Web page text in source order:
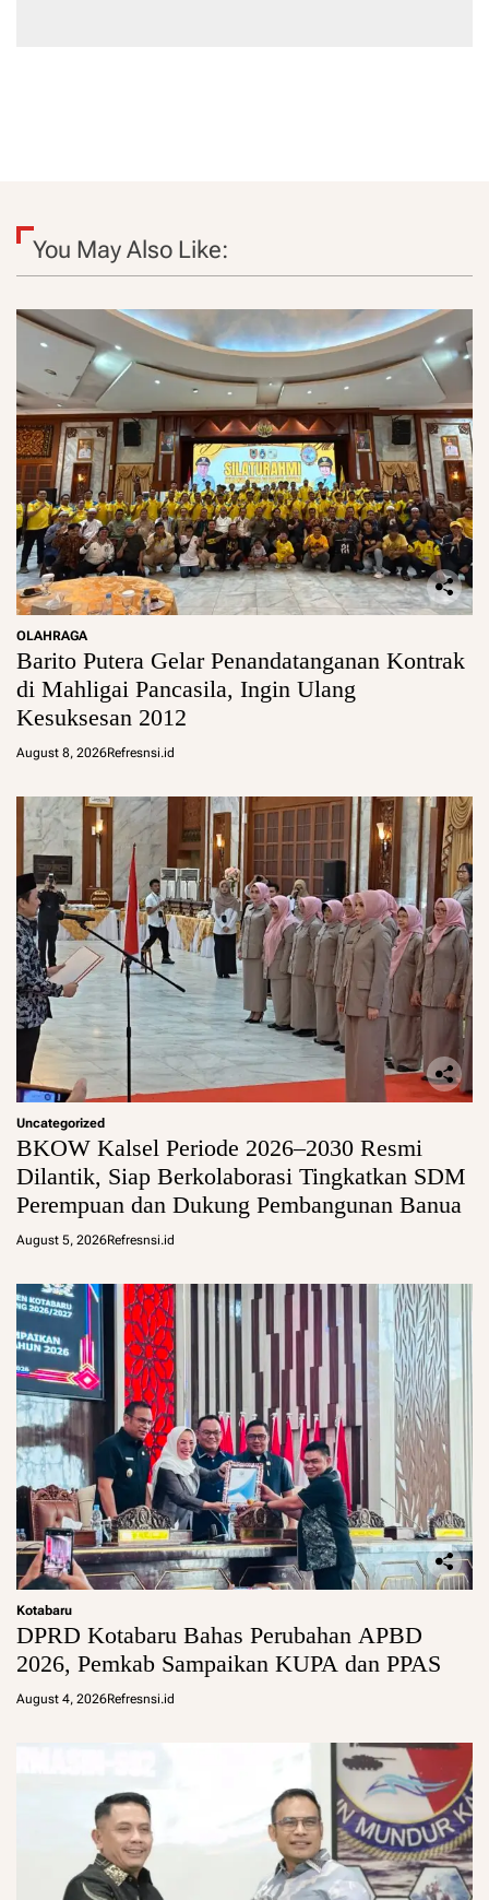
You May Also Like:
OLAHRAGA
Barito Putera Gelar Penandatanganan Kontrak
di Mahligai Pancasila, Ingin Ulang
Kesuksesan 2012
August 8, 2026Refresnsi.id
Uncategorized
BKOW Kalsel Periode 2026–2030 Resmi
Dilantik, Siap Berkolaborasi Tingkatkan SDM
Perempuan dan Dukung Pembangunan Banua
August 5, 2026Refresnsi.id
Kotabaru
DPRD Kotabaru Bahas Perubahan APBD
2026, Pemkab Sampaikan KUPA dan PPAS
August 4, 2026Refresnsi.id